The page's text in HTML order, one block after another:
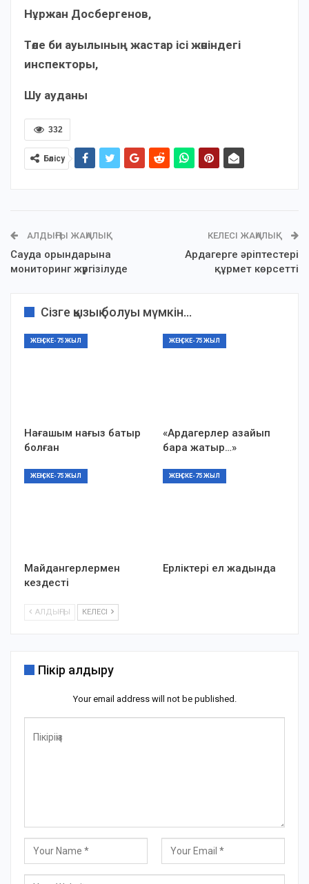
Нұржан Досбергенов,
Төле би ауылының жастар ісі жөніндегі
инспекторы,
Шу ауданы
332
Бөлісу
АЛДЫҢҒЫ ЖАҢАЛЫҚ
Сауда орындарына
мониторинг жүргізілуде
КЕЛЕСІ ЖАҢАЛЫҚ
Ардагерге әріптестері
құрмет көрсетті
Сізге қызық болуы мүмкін...
ЖЕҢІСКЕ-75 ЖЫЛ
Нағашым нағыз батыр
болған
ЖЕҢІСКЕ-75 ЖЫЛ
«Ардагерлер азайып
бара жатыр…»
ЖЕҢІСКЕ-75 ЖЫЛ
Майдангерлермен
кездесті
ЖЕҢІСКЕ-75 ЖЫЛ
Ерліктері ел жадында
АЛДЫҢҒЫ КЕЛЕСІ
Пікір қалдыру
Your email address will not be published.